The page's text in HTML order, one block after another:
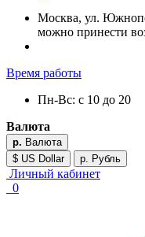
Москва, ул.
можно принести
Время работы
Пн-Вс: с 10 до 20
Валюта
р. Валюта
$ US Dollar
р. Рубль
Личный кабинет
0